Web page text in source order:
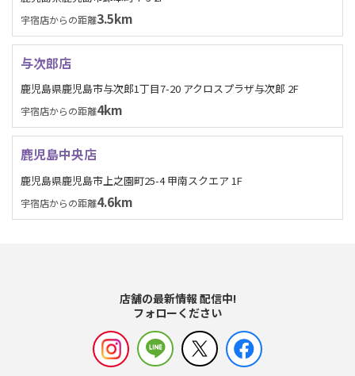
宇宿店からの距離3.5km
与次郎店
鹿児島県鹿児島市与次郎1丁目7-20 アクロスプラザ与次郎 2F
宇宿店からの距離4km
鹿児島中央店
鹿児島県鹿児島市上之園町25-4 甲南スクエア 1F
宇宿店からの距離4.6km
店舗の最新情報 配信中!
フォローください